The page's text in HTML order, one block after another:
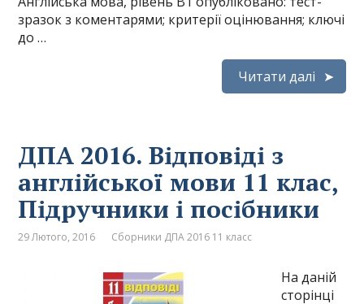
зразок з коментарями; критерії оцінювання; ключі
до …
Читати далі
ДПА 2016. Відповіді з
англійської мови 11 клас,
Підручники і посібники
29 Лютого, 2016 Сборники ДПА 2016 11 класс
На даній
сторінці